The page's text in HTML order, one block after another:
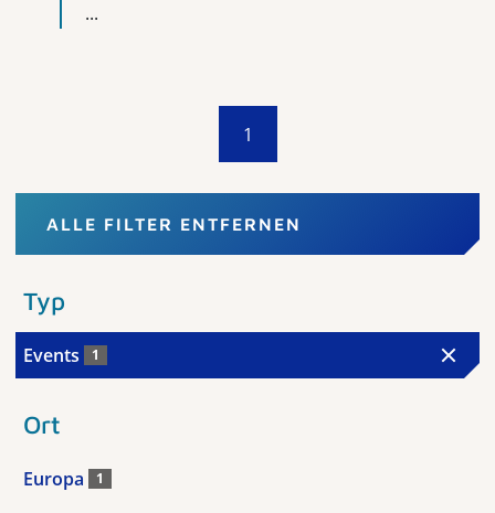
...
1
ALLE FILTER ENTFERNEN
Typ
Events 1
Ort
Europa 1